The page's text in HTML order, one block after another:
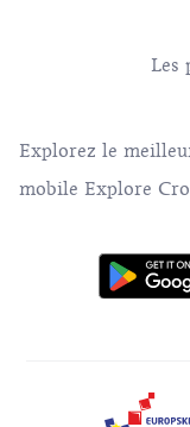
Les
Explorez le
mobile Explore